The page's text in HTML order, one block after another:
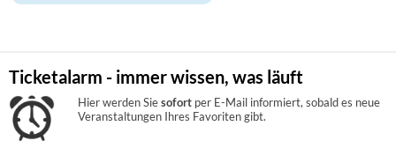
Ticketalarm - immer wissen, was läuft
Hier werden Siesofort per E-Mail informiert, sobald es neue
Veranstaltungen Ihres Favoriten gibt.